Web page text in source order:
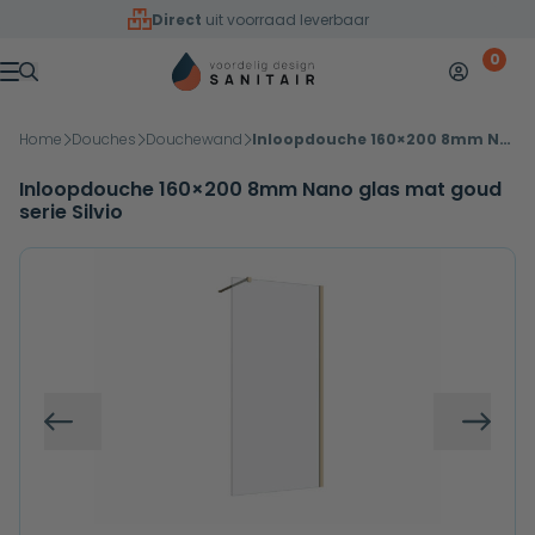
Overslaan naar inhoud
Direct uit voorraad leverbaar
Menu
Mijn 0
Home Douches Douchewand Inloopdouche 160×200 8mm Nano glas mat goud serie Silvio
Inloopdouche 160×200 8mm Nano glas mat goud
serie Silvio
Vorige